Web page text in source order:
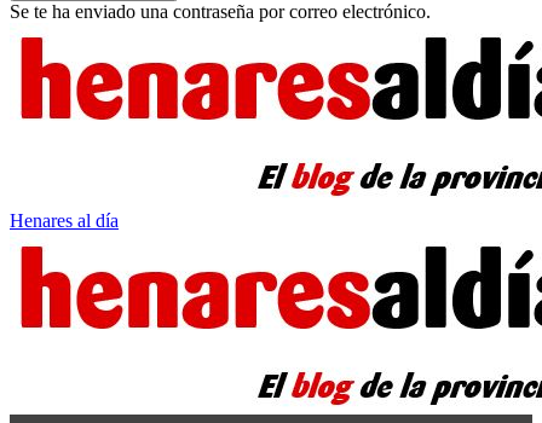
Se te ha enviado una contraseña por correo electrónico.
Henares al día